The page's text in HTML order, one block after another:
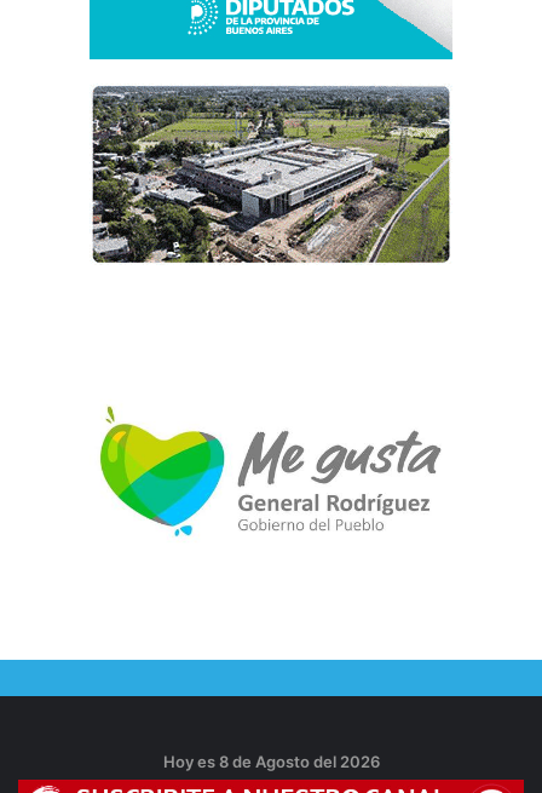
Hoy es 8 de Agosto del 2026